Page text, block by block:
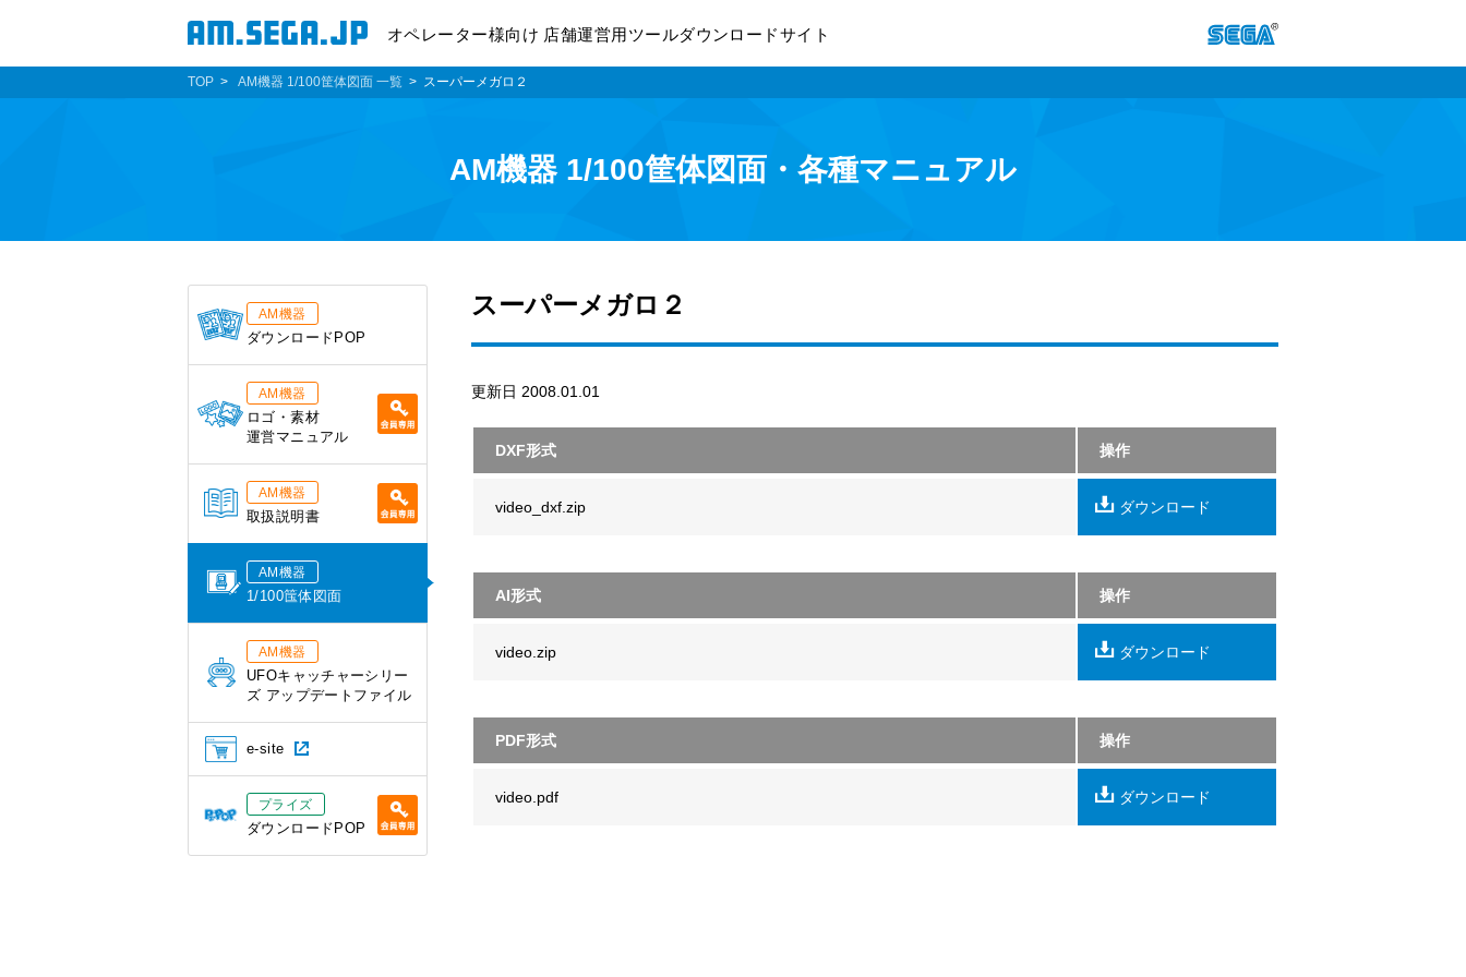
オペレーター様向け 店舗運営用ツールダウンロードサイト
TOP AM機器 1/100筐体図面 一覧 スーパーメガロ２
AM機器 1/100筐体図面・各種マニュアル
スーパーメガロ２
更新日 2008.01.01
DXF形式 操作
video_dxf.zip ダウンロード
AI形式 操作
video.zip ダウンロード
PDF形式 操作
video.pdf ダウンロード
AM機器
ダウンロードPOP
AM機器
ロゴ・素材
運営マニュアル
AM機器
取扱説明書
AM機器
1/100筺体図面
AM機器
UFOキャッチャーシリー
ズ アップデートファイル
e-site
プライズ
ダウンロードPOP